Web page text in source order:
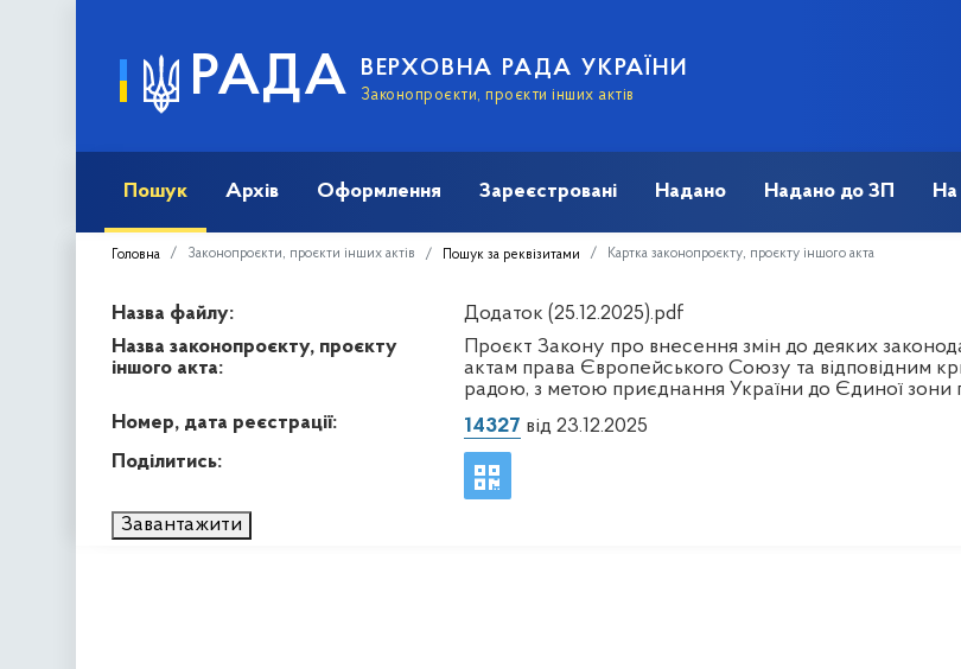
РАДА ВЕРХОВНА РАДА УКРАЇНИ
Законопроєкти, проєкти інших актів
Пошук Архів Оформлення Зареєстровані Надано Надано до ЗП На
Головна Законопроєкти, проєкти інших актів Пошук за реквізитами Картка законопроєкту, проєкту іншого акта
Назва файлу:
Додаток (25.12.2025).pdf
Назва законопроєкту, проєкту
іншого акта:
Проєкт Закону про внесення змін до деяких
актам права Європейського Союзу та відповідним
радою, з метою приєднання України до Єдиної зони
Номер, дата реєстрації:
14327 від 23.12.2025
Поділитись:
Завантажити